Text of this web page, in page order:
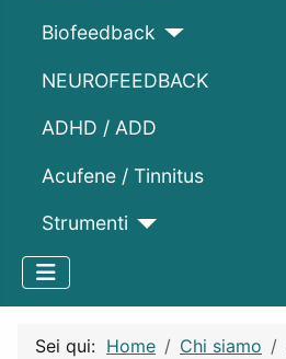
Biofeedback
NEUROFEEDBACK
ADHD / ADD
Acufene / Tinnitus
Strumenti
Sei qui: Home Chi siamo